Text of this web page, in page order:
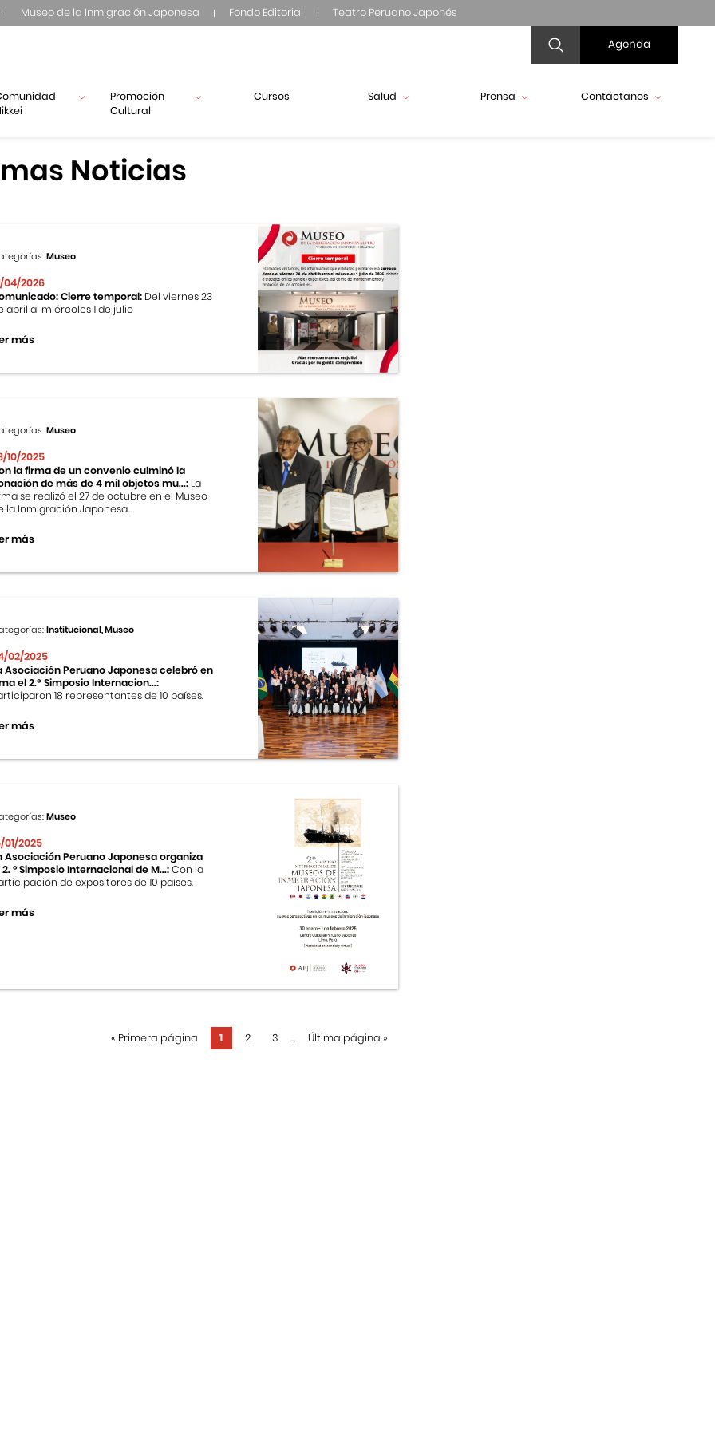
Museo de la Inmigración Japonesa Fondo Editorial Teatro Peruano Japonés
Agenda
Promoción
Cultural
Cursos Salud Prensa Contáctanos
Noticias
Museo
04/2026
Cierre temporal: Del viernes 23
abril al miércoles 1 de julio
más
Museo
10/2025
la firma de un convenio culminó la
de más de 4 mil objetos mu...: La
se realizó el 27 de octubre en el Museo
la Inmigración Japonesa...
más
Institucional, Museo
02/2025
Asociación Peruano Japonesa celebró en
el 2.º Simposio Internacion...:
18 representantes de 10 países.
más
Museo
01/2025
Asociación Peruano Japonesa organiza
2. ° Simposio Internacional de M...:Con la
de expositores de 10 países.
más
« Primera página 1 2 3 ... Última página »